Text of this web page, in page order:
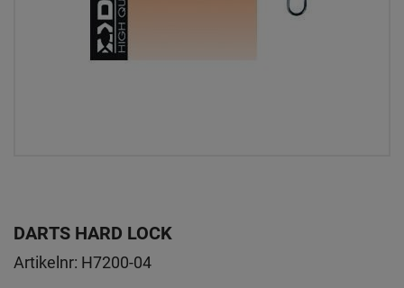
DARTS HARD LOCK
Artikelnr: H7200-04